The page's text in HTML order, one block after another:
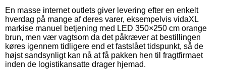
En masse internet outlets giver levering efter en enkelt
hverdag på mange af deres varer, eksempelvis vidaXL
markise manuel betjening med LED 350×250 cm orange
brun, men vær vagtsom da det påkræver at bestillingen
køres igennem tidligere end et fastslået tidspunkt, så de
højst sandsynligt kan nå at få pakken hen til fragtfirmaet
inden de logistikansatte drager hjemad.